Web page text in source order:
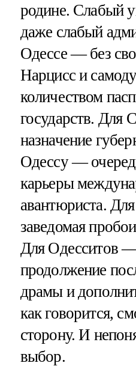
родине. Слабый
даже слабый
Одессе — без
Нарцисс и
количеством
государств. Для
назначение
Одессу —
карьеры
авантюриста.
заведомая
Для Одесситов
продолжение
драмы и
как говорится,
сторону. И
выбор.